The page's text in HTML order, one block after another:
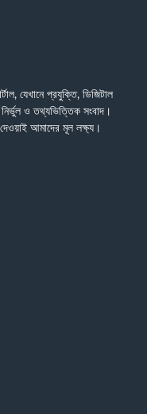
যেখানে প্রযুক্তি, ডিজিটাল
ও তথ্যভিত্তিক সংবাদ।
আমাদের মূল লক্ষ্য।